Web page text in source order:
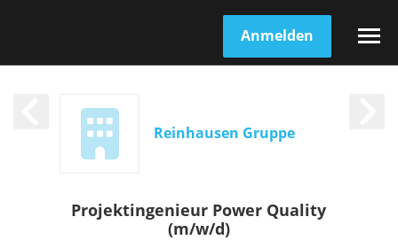
Anmelden
Reinhausen Gruppe
Projektingenieur Power Quality
(m/w/d)